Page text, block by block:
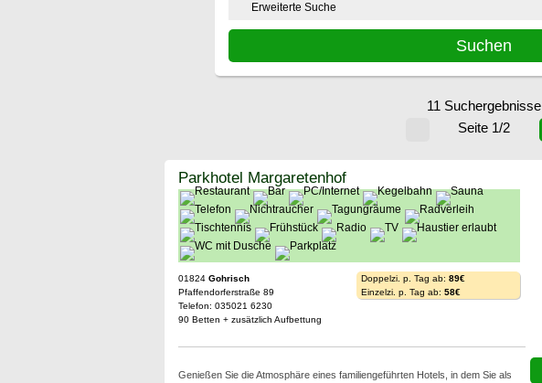
Erweiterte Suche
11 Suchergebnisse
Seite 1/2
Parkhotel Margaretenhof
01824 Gohrisch
Pfaffendorferstraße 89
Telefon: 035021 6230
90 Betten + zusätzlich Aufbettung
Doppelzi. p. Tag ab: 89€
Einzelzi. p. Tag ab: 58€
Genießen Sie die Atmosphäre eines familiengeführten Hotels, in dem Sie als